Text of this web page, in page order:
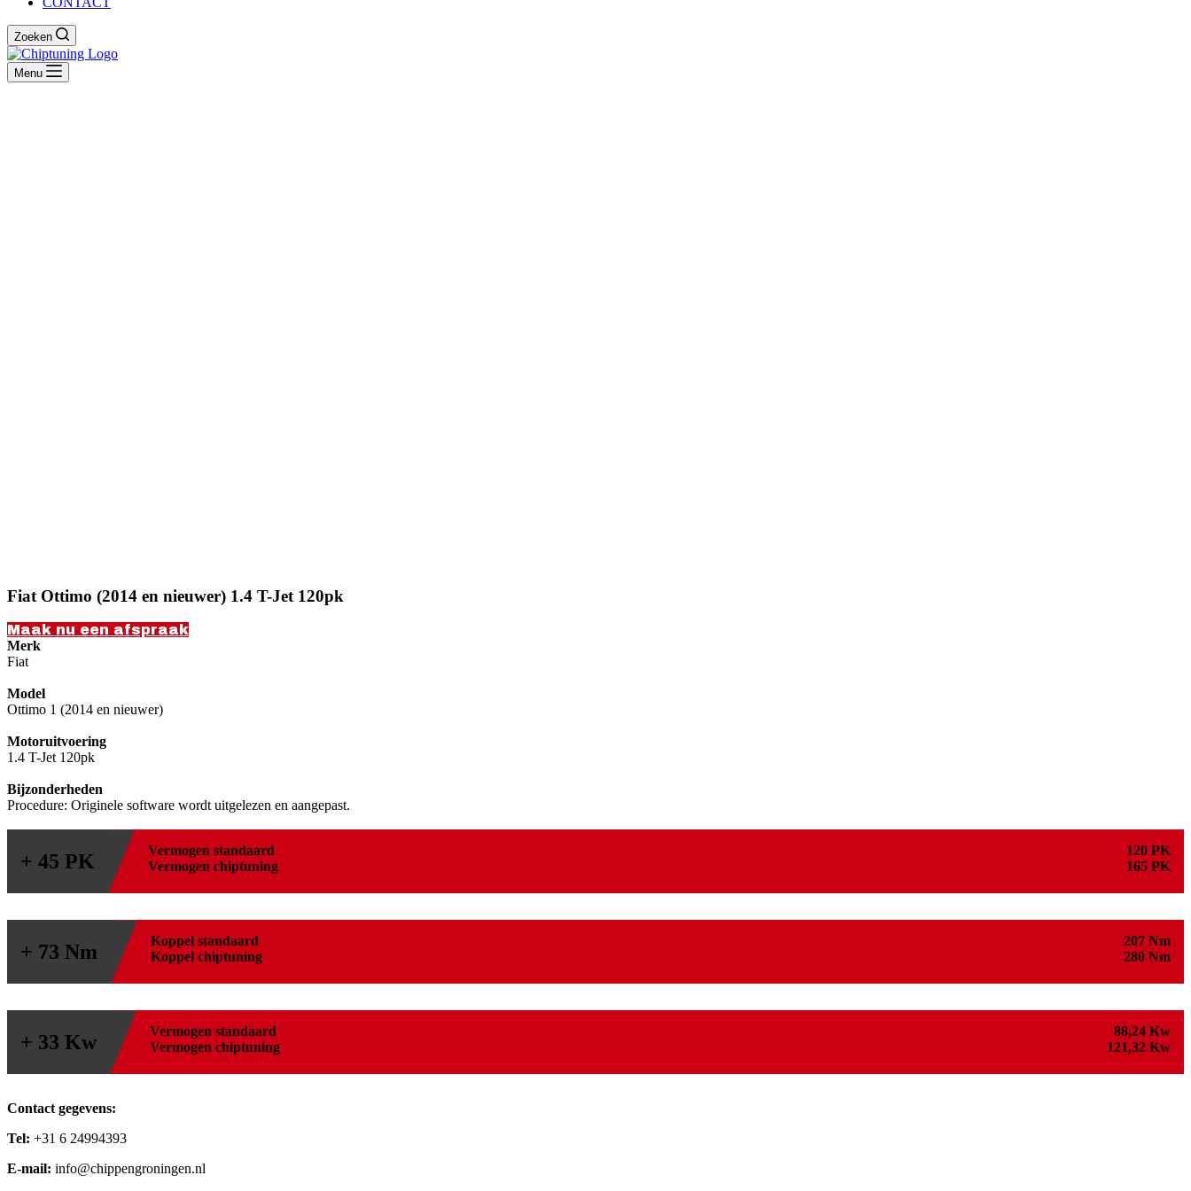
Zoeken
Menu
Fiat Ottimo (2014 en nieuwer) 1.4 T-Jet 120pk
Maak nu een afspraak
Merk
Fiat
Model
Ottimo 1 (2014 en nieuwer)
Motoruitvoering
1.4 T-Jet 120pk
Bijzonderheden
Procedure: Originele software wordt uitgelezen en aangepast.
+ 45 PK Vermogen standaard
120 PK
Vermogen chiptuning
165 PK
+ 73 Nm Koppel standaard
207 Nm
Koppel chiptuning
280 Nm
+ 33 Kw Vermogen standaard
88,24 Kw
Vermogen chiptuning
121,32 Kw
Contact gegevens:
Tel: +31 6 24994393
E-mail: info@chippengroningen.nl